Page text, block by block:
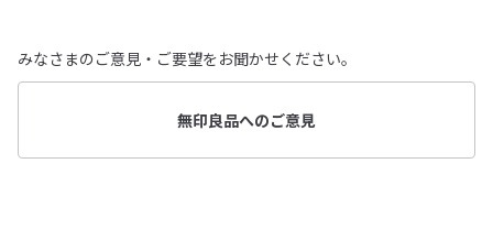
みなさまのご意見・ご要望をお聞かせください。
無印良品へのご意見